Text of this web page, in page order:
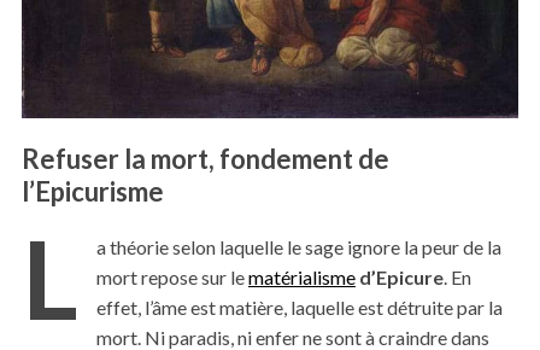
Refuser la mort, fondement de
l’Epicurisme
L
a théorie selon laquelle le sage ignore la peur de la
mort repose sur lematérialisme d’Epicure. En
effet, l’âme est matière, laquelle est détruite par la
mort. Ni paradis, ni enfer ne sont à craindre dans